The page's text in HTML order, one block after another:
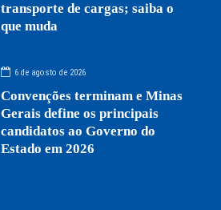
transporte de cargas; saiba o
que muda
6 de agosto de 2026
Convenções terminam e Minas
Gerais define os principais
candidatos ao Governo do
Estado em 2026